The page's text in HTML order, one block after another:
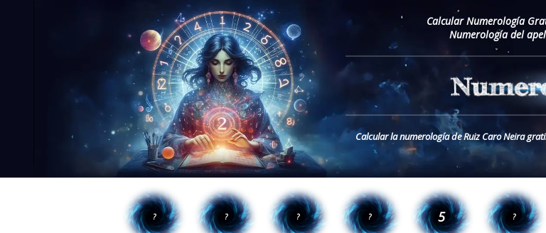
Calcular Numerología
Numerología del
Calcular la numerología de Ruiz Caro Neira